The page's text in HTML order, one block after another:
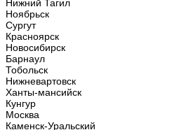
Нижний Тагил
Ноябрьск
Сургут
Красноярск
Новосибирск
Барнаул
Тобольск
Нижневартовск
Ханты-мансийск
Кунгур
Москва
Каменск-Уральский